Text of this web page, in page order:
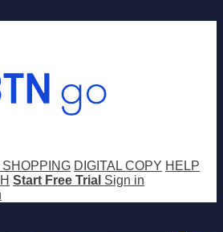
SHOPPING DIGITAL COPY HELP
Start Free Trial Sign in